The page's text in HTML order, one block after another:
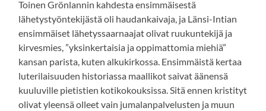
Toinen Grönlannin kahdesta ensimmäisestä
lähetystyöntekijästä oli haudankaivaja, ja Länsi-Intian
ensimmäiset lähetyssaarnaajat olivat ruukuntekijä ja
kirvesmies, ”yksinkertaisia ja oppimattomia miehiä”
kansan parista, kuten alkukirkossa. Ensimmäistä kertaa
luterilaisuuden historiassa maallikot saivat äänensä
kuuluville pietistien kotikokouksissa. Sitä ennen kristityt
olivat yleensä olleet vain jumalanpalvelusten ja muun